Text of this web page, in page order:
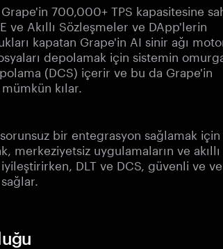
700,000+ TPS kapasitesine
ve Akıllı Sözleşmeler ve DApp'lerin
kapatan Grape'in AI sinir ağı
depolamak için sistemin
(DCS) içerir ve bu da Grape'in
kılar.
bir entegrasyon sağlamak için
merkeziyetsiz uygulamaların ve akıllı
DLT ve DCS, güvenli ve